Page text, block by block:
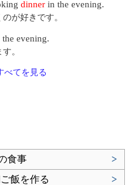
dinner in the evening.
が好きです。
evening.
。
べてを見る
食事
>
飯を作る
>